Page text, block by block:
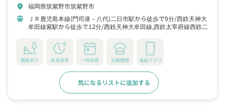
location_on 福岡県筑紫野市筑紫野市
train ＪＲ鹿児島本線(門司港－八代)二日市駅から徒歩で9分 西鉄天神大
牟田線紫駅から徒歩で12分 西鉄天神大牟田線,西鉄太宰府線西鉄二
園庭あり 延長保育 一時保育 自園調理 連絡アプリ
気になるリストに追加する